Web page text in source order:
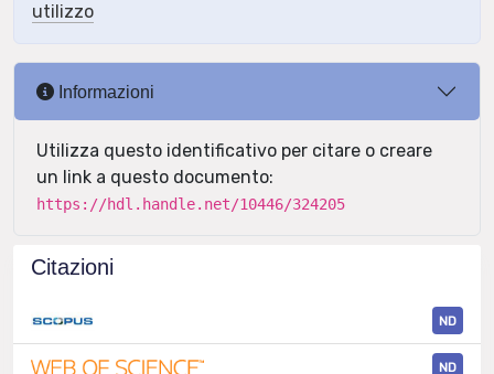
utilizzo
Informazioni
Utilizza questo identificativo per citare o creare
un link a questo documento:
https://hdl.handle.net/10446/324205
Citazioni
ND
ND